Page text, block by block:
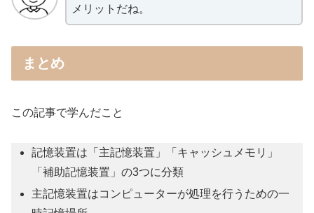
メリットだね。
まとめ
この記事で学んだこと
記憶装置は「主記憶装置」「キャッシュメモリ」
「補助記憶装置」の3つに分類
主記憶装置はコンピューターが処理を行うための一